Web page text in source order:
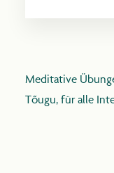
Meditative
Tõugu, für alle